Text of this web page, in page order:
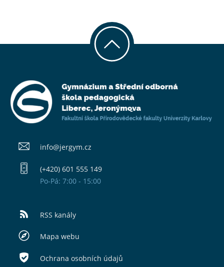
info@​jergym.cz
(+420) 601 555 149
Po-Pá: 7:00 - 15:00
RSS kanály
Mapa webu
Ochrana osobních údajů